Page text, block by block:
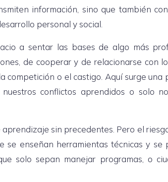
información, sino que también
personal y social.
a sentar las bases de algo más
de cooperar y de relacionarse con
o el castigo. Aquí surge una
conflictos aprendidos o solo
sin precedentes. Pero el
se enseñan herramientas técnicas y se
solo sepan manejar programas, o